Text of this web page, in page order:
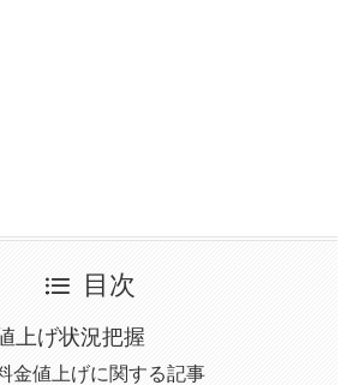
目次
上げ状況把握
金値上げに関する記事